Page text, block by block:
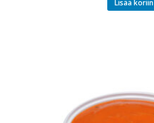
Lisää koriin